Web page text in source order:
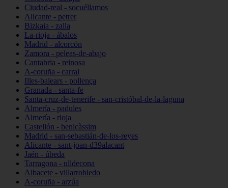
Ciudad-real - socuéllamos
Alicante - petrer
Bizkaia - zalla
La-rioja - ábalos
Madrid - alcorcón
Zamora - peleas-de-abajo
Cantabria - reinosa
A-coruña - carral
Illes-balears - pollença
Granada - santa-fe
Santa-cruz-de-tenerife - san-cristóbal-de-la-laguna
Almería - padules
Almería - rioja
Castellón - benicàssim
Madrid - san-sebastián-de-los-reyes
Alicante - sant-joan-d39alacant
Jaén - úbeda
Tarragona - ulldecona
Albacete - villarrobledo
A-coruña - arzúa